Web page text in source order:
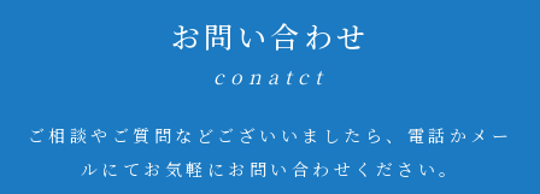
お問い合わせ
conatct
ご相談やご質問などございいましたら、電話かメー
ルにてお気軽にお問い合わせください。